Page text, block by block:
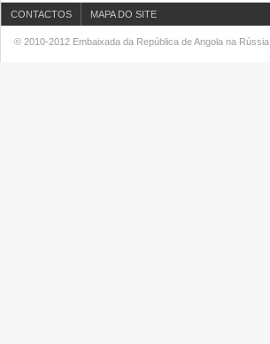
CONTACTOS MAPA DO SITE
© 2010-2012 Embaixada da República de Angola na Rússia